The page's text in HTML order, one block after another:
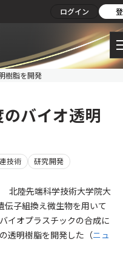
ログイン
樹脂を開発
バイオ透明
技術 研究開発
北陸先端科学技術大学院大
伝子組換え微生物を用いて
イオプラスチックの合成に
透明樹脂を開発した（ニュ